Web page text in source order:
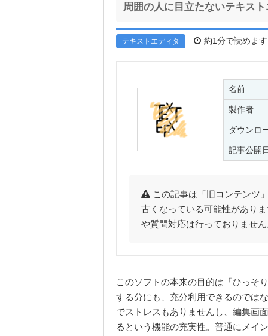
周囲の人に目立たないテキス
テキストエディタ 約1分で読めます
名前
製作者
ダウンロ
記事公開
この記事は「旧コンテンツ
古くなっている可能性があり
や質問対応は行っておりませ
このソフトの本来の目的は「ひっそ
する分にも、充分利用できるのでは
でストレスもありませんし、編集画
るという機能の充実性。普通にメイ